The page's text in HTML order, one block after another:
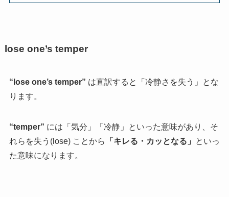
lose one’s temper
“lose one’s temper” は直訳すると「冷静さを失う」とな
ります。
“temper” には「気分」「冷静」といった意味があり、そ
れらを失う(lose) ことから
「キレる・カッとなる」
といっ
た意味になります。